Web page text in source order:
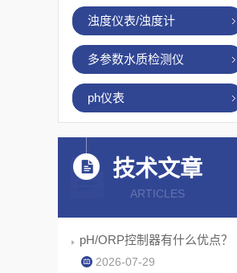
浊度仪表/浊度计
多参数水质检测仪
ph仪表
技术文章
ARTICLES
pH/ORP控制器有什么优点？
2026-07-29